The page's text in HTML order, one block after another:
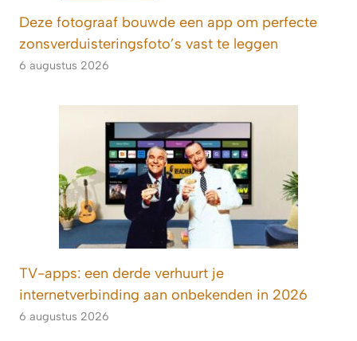
Deze fotograaf bouwde een app om perfecte
zonsverduisteringsfoto’s vast te leggen
6 augustus 2026
TV-apps: een derde verhuurt je
internetverbinding aan onbekenden in 2026
6 augustus 2026